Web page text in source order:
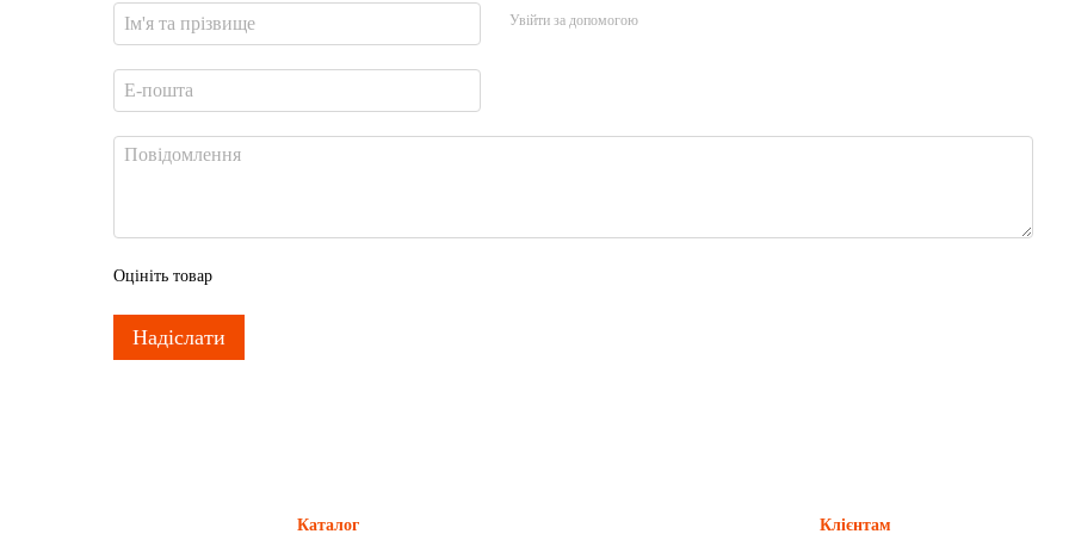
Увійти за допомогою
Оцініть товар
Надіслати
Каталог Клієнтам